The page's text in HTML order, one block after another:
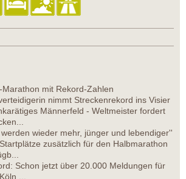
Marathon mit Rekord-Zahlen
nimmt Streckenrekord ins Visier
Männerfeld - Weltmeister fordert
wieder mehr, jünger und lebendiger''
zusätzlich für den Halbmarathon
Schon jetzt über 20.000 Meldungen für
...